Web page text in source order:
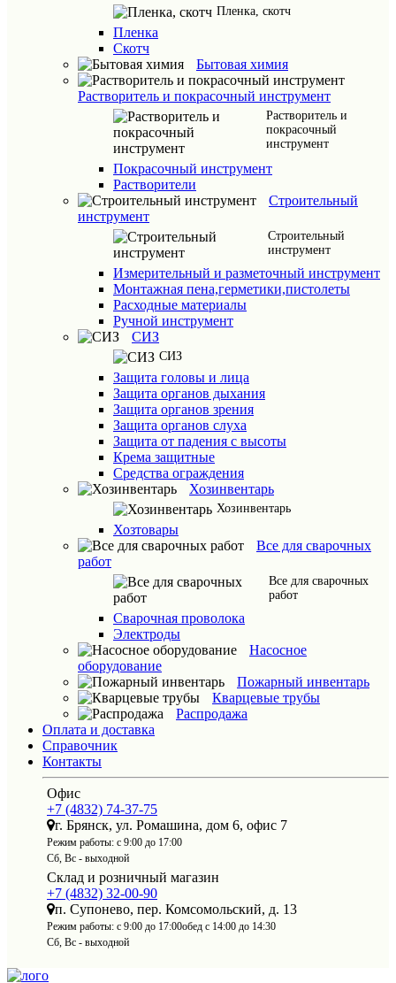
Пленка, скотч
Пленка
Скотч
Бытовая химия
Растворитель и покрасочный инструмент
Растворитель и
покрасочный
инструмент
Покрасочный инструмент
Растворители
Строительный
инструмент
Строительный
инструмент
Измерительный и разметочный инструмент
Монтажная пена,герметики,пистолеты
Расходные материалы
Ручной инструмент
СИЗ
СИЗ
Защита головы и лица
Защита органов дыхания
Защита органов зрения
Защита органов слуха
Защита от падения с высоты
Крема защитные
Средства ограждения
Хозинвентарь
Хозинвентарь
Хозтовары
Все для сварочных
работ
Все для сварочных
работ
Сварочная проволока
Электроды
Насосное
оборудование
Пожарный инвентарь
Кварцевые трубы
Распродажа
Оплата и доставка
Справочник
Контакты
Офис
+7 (4832) 74-37-75
г. Брянск, ул. Ромашина, дом 6, офис 7
Режим работы: с 9:00 до 17:00
Сб, Вс - выходной
Склад и розничный магазин
+7 (4832) 32-00-90
п. Супонево, пер. Комсомольский, д. 13
Режим работы: с 9:00 до 17:00обед с 14:00 до 14:30
Сб, Вс - выходной